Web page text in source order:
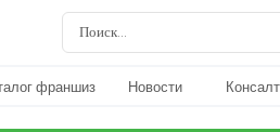
франшиз Новости